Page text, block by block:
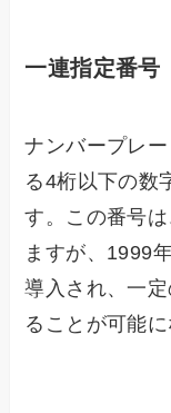
一連指定番号
ナンバープレ
る4桁以下の数
す。この番号
ますが、1999
導入され、一
ることが可能に